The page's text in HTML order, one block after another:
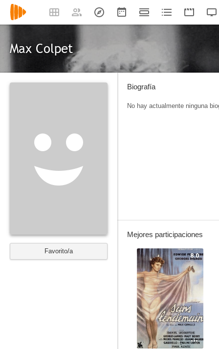
Max Colpet
Favorito/a
Biografía
No hay actualmente ninguna
Mejores participaciones
8.0